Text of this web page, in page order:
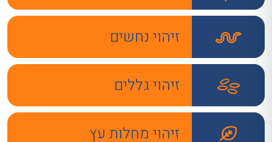
זיהוי נחשים
זיהוי גללים
זיהוי מחלות עץ